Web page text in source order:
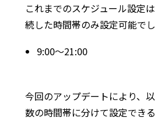
これまでのスケジュール設定
続した時間帯のみ設定可能でし
9:00〜21:00
今回のアップデートにより、
数の時間帯に分けて設定でき